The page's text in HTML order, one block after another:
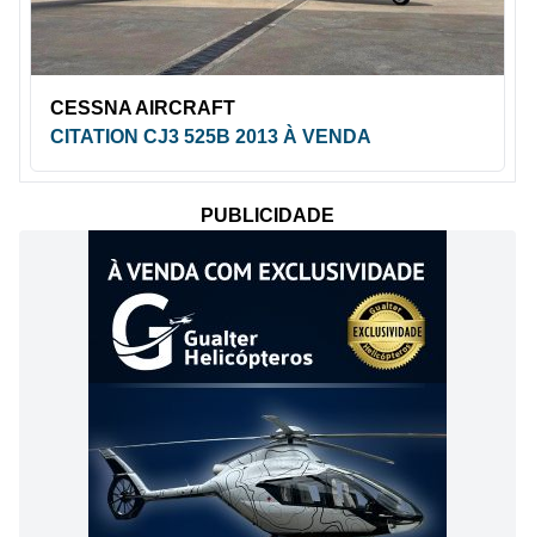
CESSNA AIRCRAFT
CITATION CJ3 525B 2013 À VENDA
PUBLICIDADE